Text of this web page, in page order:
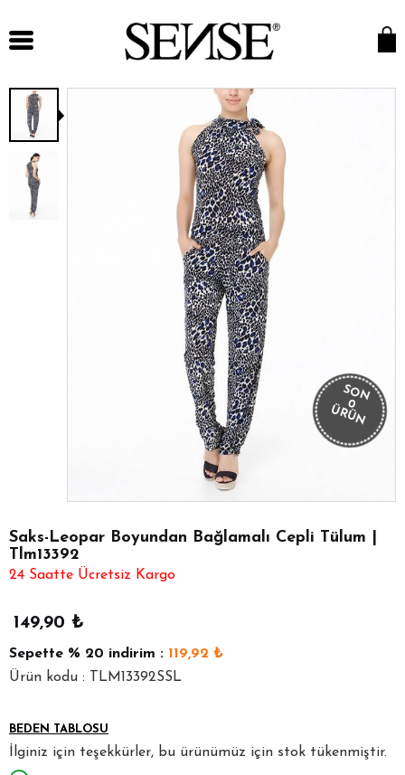
SON
0
ÜRÜN
Saks-Leopar Boyundan Bağlamalı Cepli Tülum |
Tlm13392
24 Saatte Ücretsiz Kargo
149,90 ₺
Sepette % 20 indirim : 119,92 ₺
Ürün kodu : TLM13392SSL
BEDEN TABLOSU
İlginiz için teşekkürler, bu ürünümüz için stok tükenmiştir.